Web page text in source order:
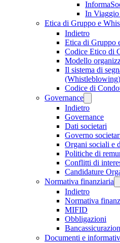
In
Etica di Gruppo e
Indietro
Etica di Gruppo
Codice Etico di
Modello
Il sistema di
(Whistleblowing)
Codice di
Governance
Indietro
Governance
Dati societari
Governo
Organi sociali e
Politiche di
Conflitti di
Candidature
Normativa finanziaria
Indietro
Normativa
MIFID
Obbligazioni
Documenti e